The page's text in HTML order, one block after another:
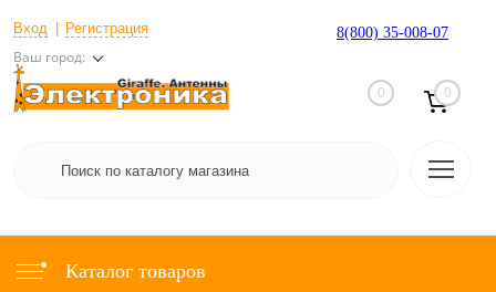
Вход Регистрация
Ваш город:
8(800) 35-008-07
0 0
Каталог товаров